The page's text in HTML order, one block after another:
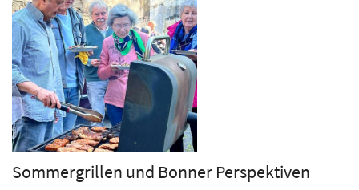
Sommergrillen und Bonner Perspektiven